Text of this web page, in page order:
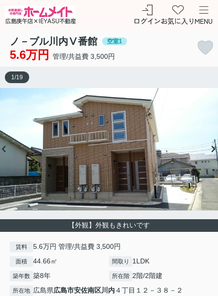
ログインお気に入りMENU
ノ－ブル川内Ⅴ番館 空室1
5.6万円 管理/共益費 3,500円
【外観】外観もきれいです
1 /19
賃料 5.6万円 管理/共益費 3,500円
面積 44.66㎡ 間取り 1LDK
築年数 築8年 所在階 2階/2階建
所在地 広島県広島市安佐南区川内４丁目１２－３８－２